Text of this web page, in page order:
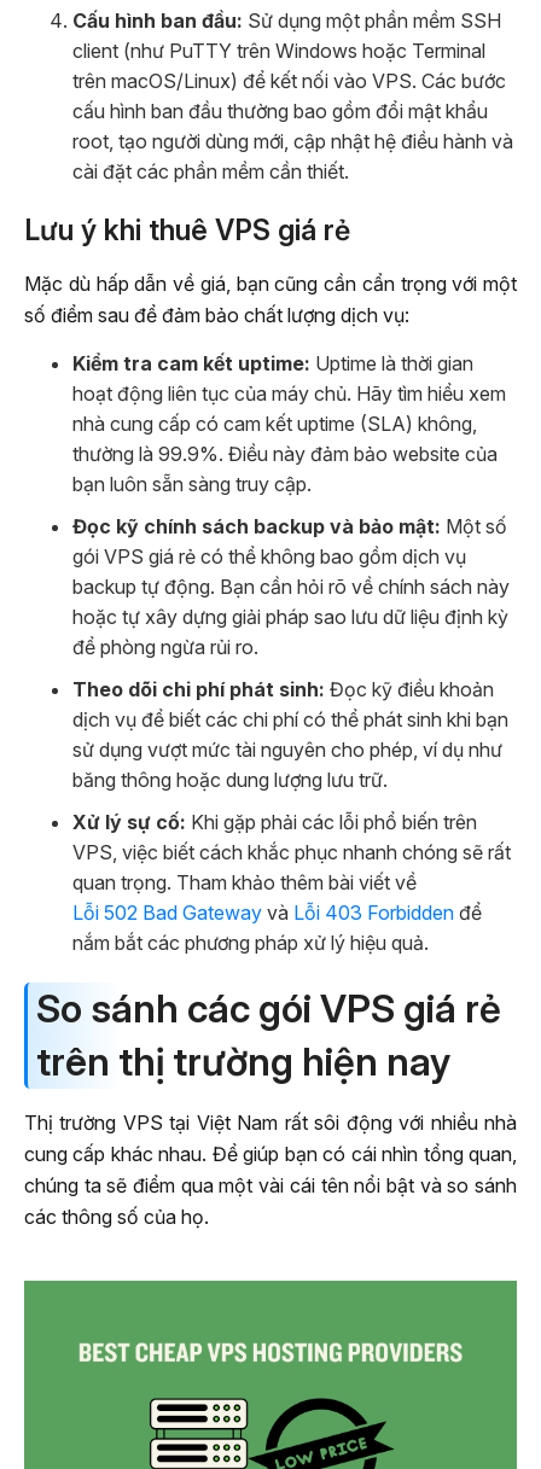
Cấu hình ban đầu: Sử dụng một phần mềm SSH
client (như PuTTY trên Windows hoặc Terminal
trên macOS/Linux) để kết nối vào VPS. Các bước
cấu hình ban đầu thường bao gồm đổi mật khẩu
root, tạo người dùng mới, cập nhật hệ điều hành và
cài đặt các phần mềm cần thiết.
Lưu ý khi thuê VPS giá rẻ
Mặc dù hấp dẫn về giá, bạn cũng cần cẩn trọng với một
số điểm sau để đảm bảo chất lượng dịch vụ:
Kiểm tra cam kết uptime: Uptime là thời gian
hoạt động liên tục của máy chủ. Hãy tìm hiểu xem
nhà cung cấp có cam kết uptime (SLA) không,
thường là 99.9%. Điều này đảm bảo website của
bạn luôn sẵn sàng truy cập.
Đọc kỹ chính sách backup và bảo mật: Một số
gói VPS giá rẻ có thể không bao gồm dịch vụ
backup tự động. Bạn cần hỏi rõ về chính sách này
hoặc tự xây dựng giải pháp sao lưu dữ liệu định kỳ
để phòng ngừa rủi ro.
Theo dõi chi phí phát sinh: Đọc kỹ điều khoản
dịch vụ để biết các chi phí có thể phát sinh khi bạn
sử dụng vượt mức tài nguyên cho phép, ví dụ như
băng thông hoặc dung lượng lưu trữ.
Xử lý sự cố: Khi gặp phải các lỗi phổ biến trên
VPS, việc biết cách khắc phục nhanh chóng sẽ rất
quan trọng. Tham khảo thêm bài viết về
Lỗi 502 Bad Gateway và Lỗi 403 Forbidden để
nắm bắt các phương pháp xử lý hiệu quả.
So sánh các gói VPS giá rẻ
trên thị trường hiện nay
Thị trường VPS tại Việt Nam rất sôi động với nhiều nhà
cung cấp khác nhau. Để giúp bạn có cái nhìn tổng quan,
chúng ta sẽ điểm qua một vài cái tên nổi bật và so sánh
các thông số của họ.